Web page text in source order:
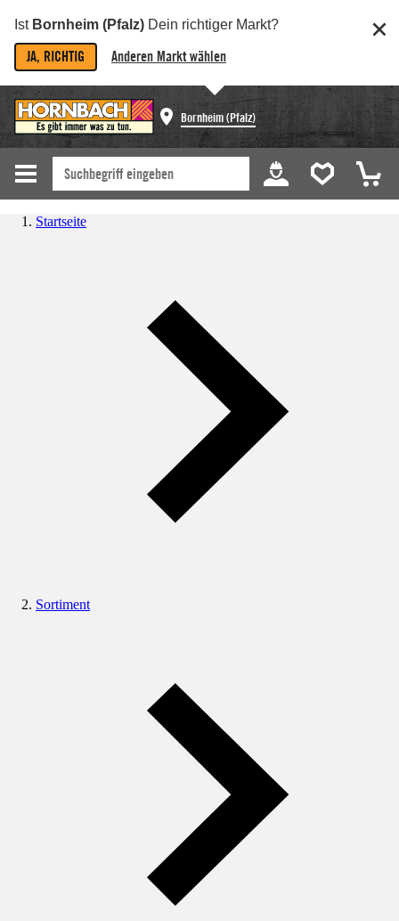
Ist Bornheim (Pfalz) Dein richtiger Markt?
JA, RICHTIG Anderen Markt wählen
Bornheim (Pfalz)
Startseite
Sortiment